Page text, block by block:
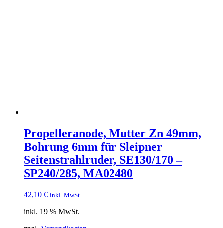
Propelleranode, Mutter Zn 49mm,
Bohrung 6mm für Sleipner
Seitenstrahlruder, SE130/170 –
SP240/285, MA02480
42,10 € inkl. MwSt.
inkl. 19 % MwSt.